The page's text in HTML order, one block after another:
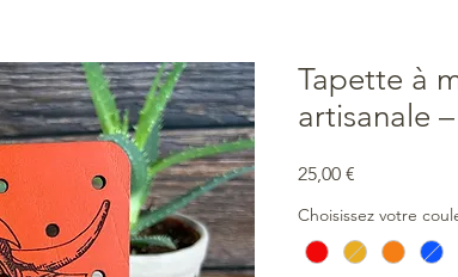
Tapette à
artisanale
25,00 €
Choisissez votre